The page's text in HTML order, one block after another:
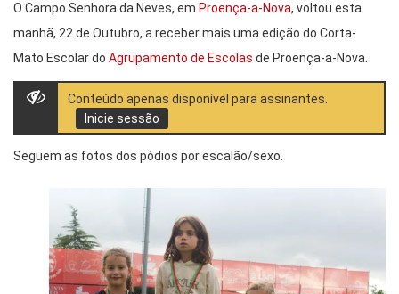
O Campo Senhora da Neves, em Proença-a-Nova, voltou esta
manhã, 22 de Outubro, a receber mais uma edição do Corta-
Mato Escolar do Agrupamento de Escolas de Proença-a-Nova.
Conteúdo apenas disponível para assinantes.
Inicie sessão
Seguem as fotos dos pódios por escalão/sexo.